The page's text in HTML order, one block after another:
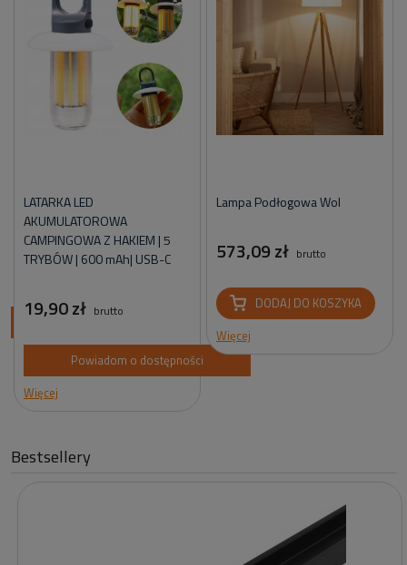
LATARKA LED
AKUMULATOROWA
CAMPINGOWA Z HAKIEM | 5
TRYBÓW | 600 mAh| USB-C
19,90 zł brutto
Powiadom o dostępności
Więcej
Lampa Podłogowa Wol
573,09 zł brutto
DODAJ DO KOSZYKA
Więcej
Bestsellery